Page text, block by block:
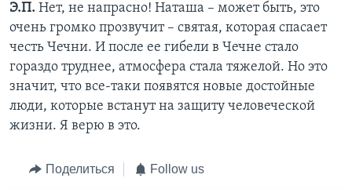
Э.П. Нет, не напрасно! Наташа – может быть, это
очень громко прозвучит – святая, которая спасает
честь Чечни. И после ее гибели в Чечне стало
гораздо труднее, атмосфера стала тяжелой. Но это
значит, что все-таки появятся новые достойные
люди, которые встанут на защиту человеческой
жизни. Я верю в это.
Поделиться Follow us